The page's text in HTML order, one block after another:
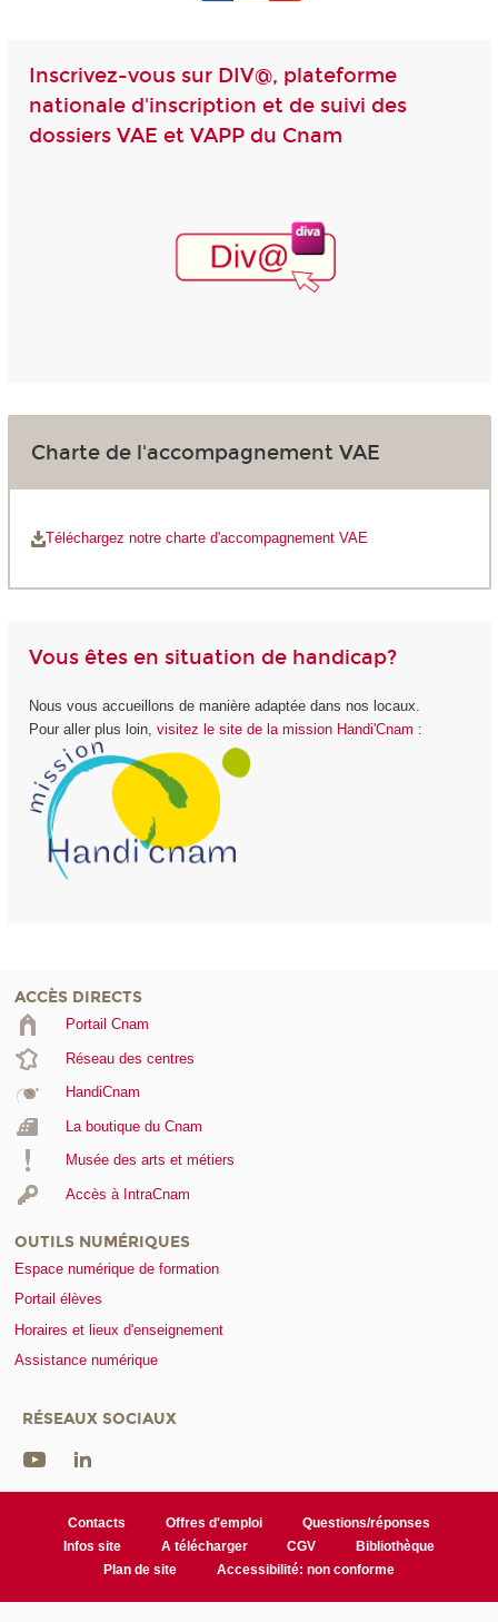
Inscrivez-vous sur DIV@, plateforme
nationale d'inscription et de suivi des
dossiers VAE et VAPP du Cnam
Charte de l'accompagnement VAE
Téléchargez notre charte d'accompagnement VAE
Vous êtes en situation de handicap?
Nous vous accueillons de manière adaptée dans nos locaux.
Pour aller plus loin, visitez le site de la mission Handi'Cnam :
ACCÈS DIRECTS
Portail Cnam
Réseau des centres
HandiCnam
La boutique du Cnam
Musée des arts et métiers
Accès à IntraCnam
OUTILS NUMÉRIQUES
Espace numérique de formation
Portail élèves
Horaires et lieux d'enseignement
Assistance numérique
RÉSEAUX SOCIAUX
Contacts Offres d'emploi
Questions/réponses
Infos site
A télécharger CGV
Bibliothèque
Plan de site
Accessibilité: non conforme